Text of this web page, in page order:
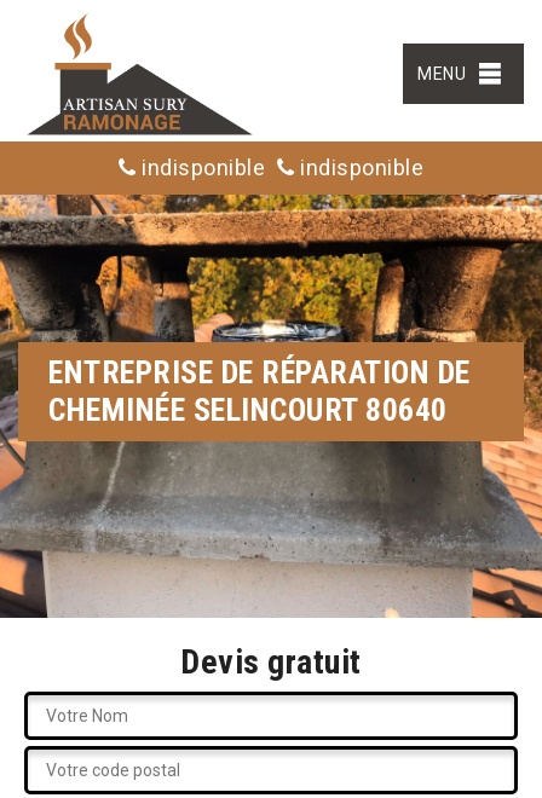
MENU
indisponible indisponible
ENTREPRISE DE RÉPARATION DE
CHEMINÉE SELINCOURT 80640
Devis gratuit